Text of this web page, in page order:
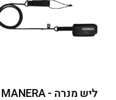
ליש מנרה - MANERA